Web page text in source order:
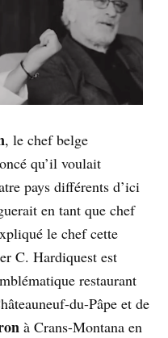
, le chef belge
qu’il voulait
pays différents d’ici
en tant que chef
le chef cette
C. Hardiquest est
restaurant
du-Pâpe et de
à Crans-Montana en